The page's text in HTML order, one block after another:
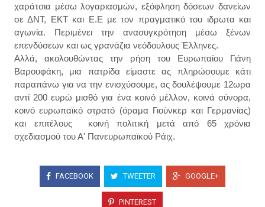
χαράτσια μέσω λογαριασμών, εξόφληση δόσεων δανείων
σε ΔΝΤ, ΕΚΤ και Ε.Ε με τον πραγματικό του ιδρωτα και
αγωνία. Περιμένει την ανασυγκρότηση μέσω ξένων
επενδύσεων και ως γρανάζια νεόδουλους Έλληνες.
Αλλά, ακολουθώντας την ρήση του Ευρωπαίου Γιάνη
Βαρουφάκη, μια πατρίδα είμαστε ας πληρώσουμε κάτι
παραπάνω για να την ενισχύσουμε, ας δουλέψουμε 12ωρα
αντί 200 ευρώ μισθό για ένα κοινό μέλλον, κοινά σύνορα,
κοινό ευρωπαϊκό στρατό (όραμα Γιούνκερ και Γερμανίας)
και επιτέλους κοινή πολιτική μετά από 65 χρόνια
σχεδιασμού του Α' Πανευρωπαϊκού Ράιχ.
FACEBOOK TWEETER GOOGLE+
PINTEREST